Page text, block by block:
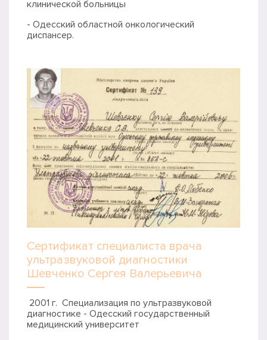
клинической больницы
- Одесский областной онкологический
диспансер.
Сертификат специалиста врача
ультразвуковой диагностики
Шевченко Сергея Валерьевича
2001 г. Специализация по ультразвуковой
диагностике - Одесский государственный
медицинский университет